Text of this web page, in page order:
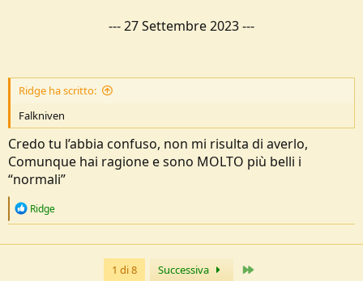
---27 Settembre 2023---
Ridge ha scritto:
Falkniven
Credo tu l’abbia confuso, non mi risulta di averlo,
Comunque hai ragione e sono MOLTO più belli i
“normali”
R
c
Ridge
1 di 8 Successiva